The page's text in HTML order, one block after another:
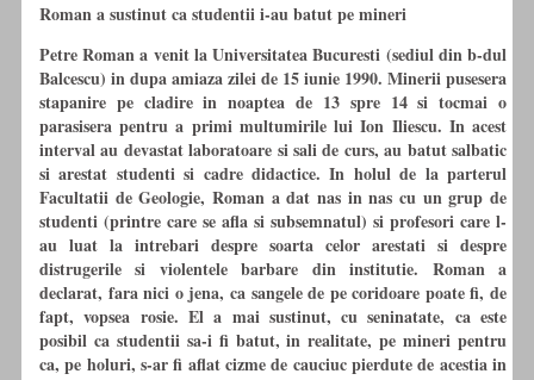
Roman a sustinut ca studentii i-au batut pe mineri
Petre Roman a venit la Universitatea Bucuresti (sediul din b-dul
Balcescu) in dupa amiaza zilei de 15 iunie 1990. Minerii pusesera
stapanire pe cladire in noaptea de 13 spre 14 si tocmai o
parasisera pentru a primi multumirile lui Ion Iliescu. In acest
interval au devastat laboratoare si sali de curs, au batut salbatic
si arestat studenti si cadre didactice. In holul de la parterul
Facultatii de Geologie, Roman a dat nas in nas cu un grup de
studenti (printre care se afla si subsemnatul) si profesori care l-
au luat la intrebari despre soarta celor arestati si despre
distrugerile si violentele barbare din institutie. Roman a
declarat, fara nici o jena, ca sangele de pe coridoare poate fi, de
fapt, vopsea rosie. El a mai sustinut, cu seninatate, ca este
posibil ca studentii sa-i fi batut, in realitate, pe mineri pentru
ca, pe holuri, s-ar fi aflat cizme de cauciuc pierdute de acestia in